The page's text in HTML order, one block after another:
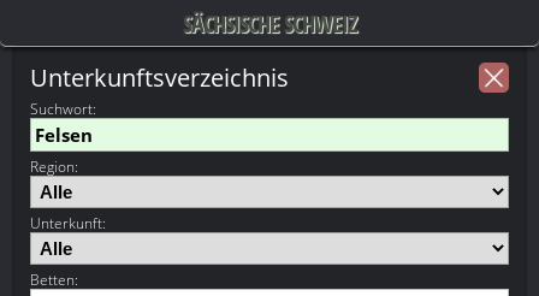
SÄCHSISCHE SCHWEIZ
Unterkunftsverzeichnis
Suchwort:
Region:
Unterkunft:
Betten: